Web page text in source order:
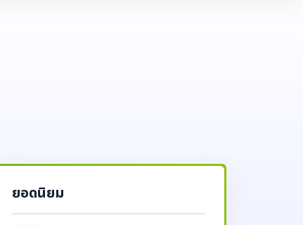
ยอดนิยม